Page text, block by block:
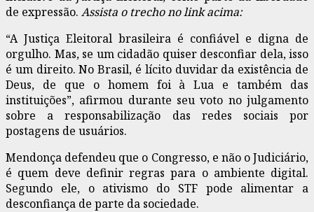
de expressão. Assista o trecho no link acima:
“A Justiça Eleitoral brasileira é confiável e digna de
orgulho. Mas, se um cidadão quiser desconfiar dela, isso
é um direito. No Brasil, é lícito duvidar da existência de
Deus, de que o homem foi à Lua e também das
instituições”, afirmou durante seu voto no julgamento
sobre a responsabilização das redes sociais por
postagens de usuários.
Mendonça defendeu que o Congresso, e não o Judiciário,
é quem deve definir regras para o ambiente digital.
Segundo ele, o ativismo do STF pode alimentar a
desconfiança de parte da sociedade.